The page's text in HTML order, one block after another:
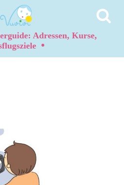
Adressen, Kurse,
•